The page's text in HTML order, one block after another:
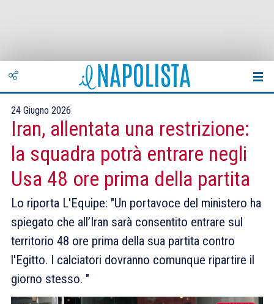
24 Giugno 2026
Iran, allentata una restrizione:
la squadra potrà entrare negli
Usa 48 ore prima della partita
Lo riporta L'Equipe: "Un portavoce del ministero ha
spiegato che all’Iran sarà consentito entrare sul
territorio 48 ore prima della sua partita contro
l'Egitto. I calciatori dovranno comunque ripartire il
giorno stesso. "